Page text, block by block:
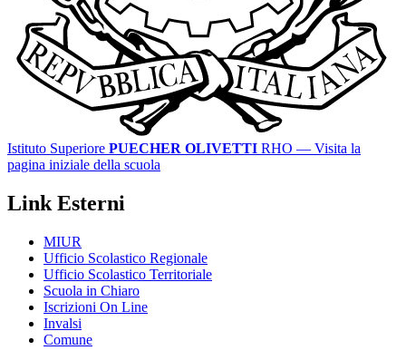
Istituto Superiore PUECHER OLIVETTI RHO — Visita la
pagina iniziale della scuola
Link Esterni
MIUR
Ufficio Scolastico Regionale
Ufficio Scolastico Territoriale
Scuola in Chiaro
Iscrizioni On Line
Invalsi
Comune